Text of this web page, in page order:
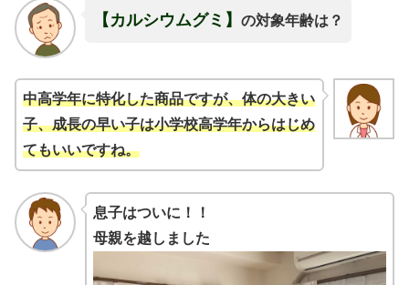
【カルシウムグミ】 の対象年齢は？
中高学年に特化した商品ですが、体の大きい
子、成長の早い子は小学校高学年からはじめ
てもいいですね。
息子はついに！！
母親を越しました